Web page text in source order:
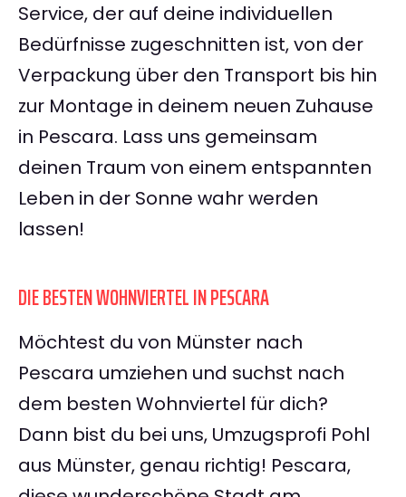
Service, der auf deine individuellen
Bedürfnisse zugeschnitten ist, von der
Verpackung über den Transport bis hin
zur Montage in deinem neuen Zuhause
in Pescara. Lass uns gemeinsam
deinen Traum von einem entspannten
Leben in der Sonne wahr werden
lassen!
DIE BESTEN WOHNVIERTEL IN PESCARA
Möchtest du von Münster nach
Pescara umziehen und suchst nach
dem besten Wohnviertel für dich?
Dann bist du bei uns, Umzugsprofi Pohl
aus Münster, genau richtig! Pescara,